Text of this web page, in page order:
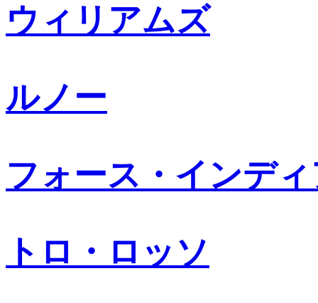
ウィリアムズ
ルノー
フォース・インデ
トロ・ロッソ